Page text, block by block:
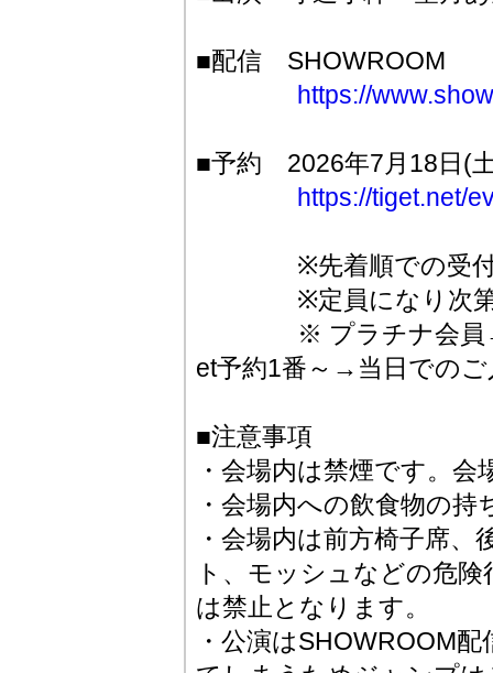
■配信 SHOWROOM
https://
■予約 2026年7月18日(
https://tiget.net/
※先着順での受付
※定員になり次第受
※ プラチナ会員→ゴ
et予約1番～→当日での
■注意事項
・会場内は禁煙です。
・会場内への飲食物の
・会場内は前方椅子席
ト、モッシュなどの危
は禁止となります。
・公演はSHOWROOM